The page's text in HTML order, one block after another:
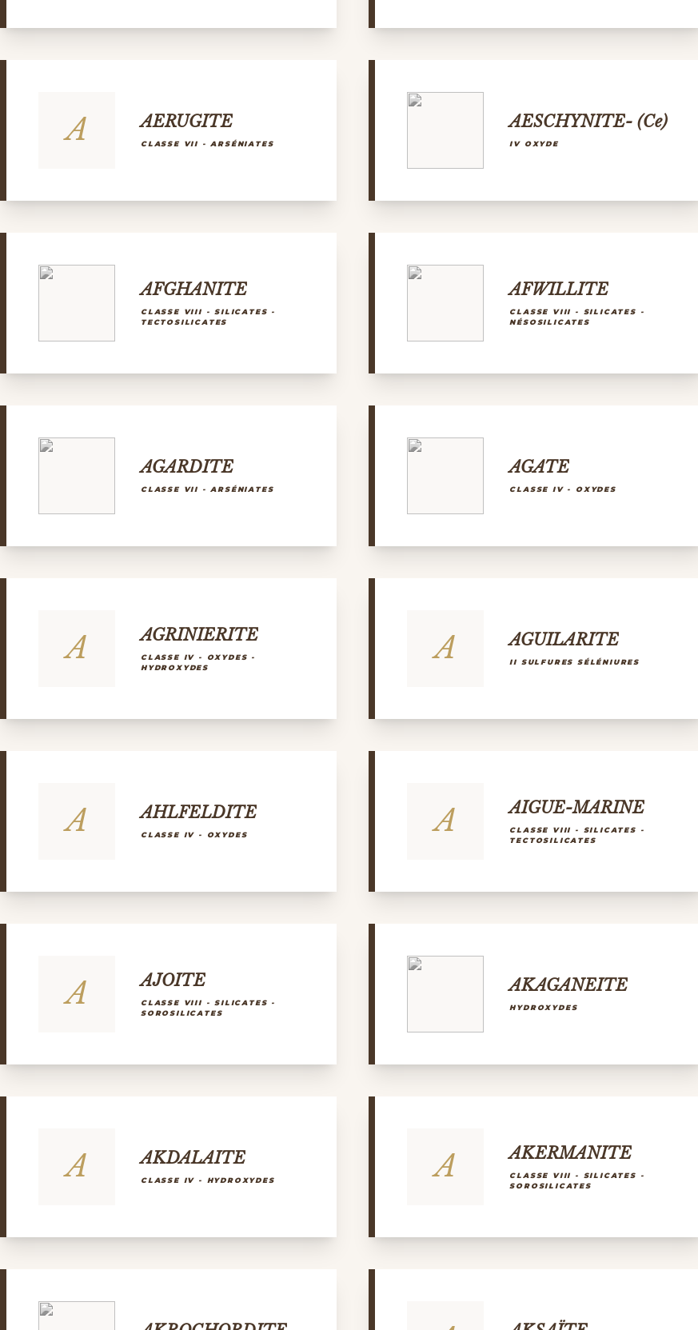
A AERUGITE
CLASSE VII - ARSÉNIATES
AESCHYNITE- (Ce)
IV OXYDE
AFGHANITE
CLASSE VIII - SILICATES -
TECTOSILICATES
AFWILLITE
CLASSE VIII - SILICATES -
NÉSOSILICATES
AGARDITE
CLASSE VII - ARSÉNIATES
AGATE
CLASSE IV - OXYDES
A AGRINIERITE
CLASSE IV - OXYDES -
HYDROXYDES
A AGUILARITE
II SULFURES SÉLÉNIURES
A AHLFELDITE
CLASSE IV - OXYDES A AIGUE-MARINE
CLASSE VIII - SILICATES -
TECTOSILICATES
A AJOITE
CLASSE VIII - SILICATES -
SOROSILICATES
AKAGANEITE
HYDROXYDES
A AKDALAITE
CLASSE IV - HYDROXYDES A AKERMANITE
CLASSE VIII - SILICATES -
SOROSILICATES